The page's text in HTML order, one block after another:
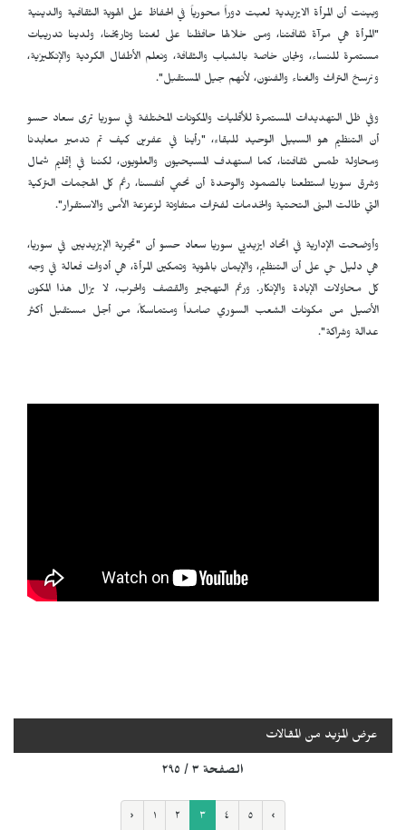
وبينت أن المرأة الايزيدية لعبت دوراً محورياً في الحفاظ على الهوية الثقافية والدينية
"المرأة هي مرآة ثقافتنا، ومن خلالها حافظنا على لغتنا وتاريخنا، ولدينا تدريبات
مستمرة للنساء، ولجان خاصة بالشباب والثقافة، ونعلم الأطفال الكردية والإنكليزية،
ونرسخ التراث والغناء والفنون، لأنهم جيل المستقبل".
وفي ظل التهديدات المستمرة للأقليات والمكونات المختلفة في سوريا ترى سعاد حسو
أن التنظيم هو السبيل الوحيد للبقاء، "رأينا في عفرين كيف تم تدمير معابدنا
ومحاولة طمس ثقافتنا، كما استهدف المسيحيون والعلويون، لكننا في إقليم شمال
وشرق سوريا استطعنا بالصمود والوحدة أن نحمي أنفسنا، رغم كل الهجمات التركية
التي طالت البنى التحتية والخدمات لفترات متفاوتة لزعزعة الأمن والاستقرار".
وأوضحت الإدارية في اتحاد ايزيديي سوريا سعاد حسو أن "تجربة الإيزيديين في سوريا،
هي دليل حي على أن التنظيم، والإيمان بالهوية وتمكين المرأة، هي أدوات فعالة في وجه
كل محاولات الإبادة والإنكار. ورغم التهجير والقصف والحرب، لا يزال هذا المكون
الأصيل من مكونات الشعب السوري صامداً ومتماسكاً، من أجل مستقبل أكثر
عدالة وشراكة".
عرض المزيد من المقالات
الصفحة ٣ / ٢٩٥
‹ ١ ٢ ٣ ٤ ٥ ›